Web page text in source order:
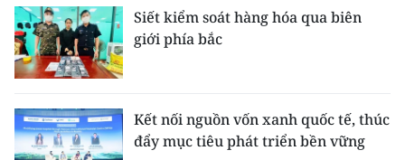
Siết kiểm soát hàng hóa qua biên
giới phía bắc
Kết nối nguồn vốn xanh quốc tế, thúc
đẩy mục tiêu phát triển bền vững